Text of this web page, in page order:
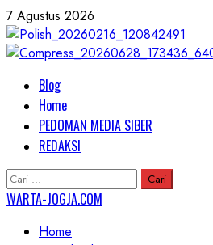
Skip
to
content
7 Agustus 2026
Primary
Menu
Blog
Home
PEDOMAN MEDIA SIBER
REDAKSI
Cari
untuk:
WARTA-JOGJA.COM
Home